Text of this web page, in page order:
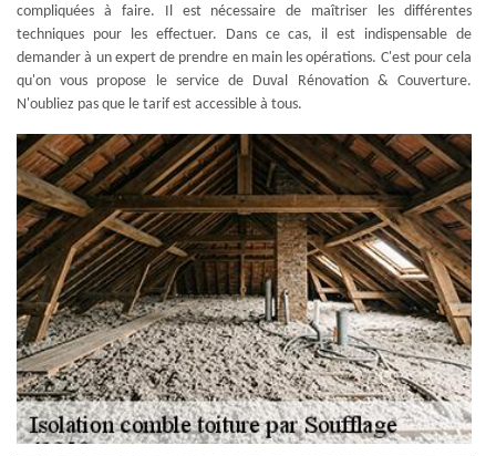
compliquées à faire. Il est nécessaire de maîtriser les différentes
techniques pour les effectuer. Dans ce cas, il est indispensable de
demander à un expert de prendre en main les opérations. C'est pour cela
qu'on vous propose le service de Duval Rénovation & Couverture.
N'oubliez pas que le tarif est accessible à tous.